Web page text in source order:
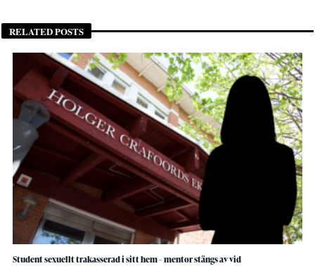
RELATED POSTS
Student sexuellt trakasserad i sitt hem – mentor stängs av vid